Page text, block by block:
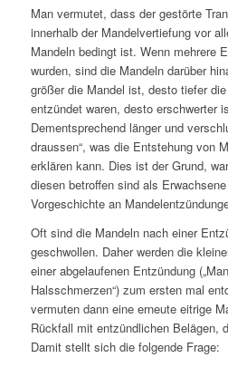
Man vermutet, dass der gestörte
innerhalb der Mandelvertiefung vor
Mandeln bedingt ist. Wenn mehrere
wurden, sind die Mandeln darüber
größer die Mandel ist, desto tiefer
entzündet waren, desto erschwerter
Dementsprechend länger und
draussen“, was die Entstehung von
erklären kann. Dies ist der Grund,
diesen betroffen sind als
Vorgeschichte an
Oft sind die Mandeln nach einer
geschwollen. Daher werden die
einer abgelaufenen Entzündung
Halsschmerzen“) zum ersten mal
vermuten dann eine erneute eitrige
Rückfall mit entzündlichen Belägen,
Damit stellt sich die folgende Frage: